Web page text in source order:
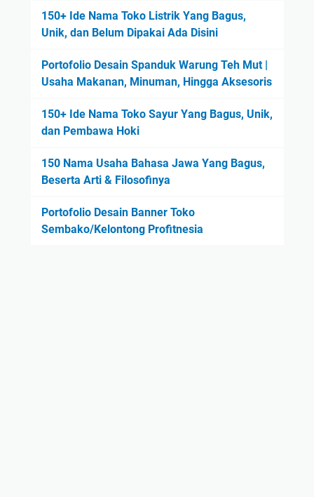
150+ Ide Nama Toko Listrik Yang Bagus,
Unik, dan Belum Dipakai Ada Disini
Portofolio Desain Spanduk Warung Teh Mut |
Usaha Makanan, Minuman, Hingga Aksesoris
150+ Ide Nama Toko Sayur Yang Bagus, Unik,
dan Pembawa Hoki
150 Nama Usaha Bahasa Jawa Yang Bagus,
Beserta Arti & Filosofinya
Portofolio Desain Banner Toko
Sembako/Kelontong Profitnesia